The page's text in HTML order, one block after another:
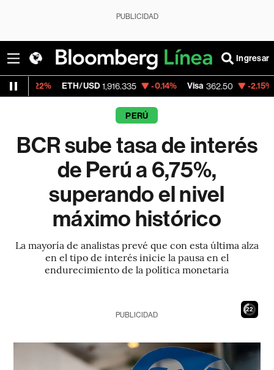
PUBLICIDAD
Ingresar
ETH/USD 1,916.335 -0.14% Visa 362.50 -2.15%
PERÚ
BCR sube tasa de interés
de Perú a 6,75%,
superando el nivel
máximo histórico
La mayoría de analistas prevé que con esta última alza
en el tipo de interés inicie la pausa en el
endurecimiento de la política monetaria
21
PUBLICIDAD